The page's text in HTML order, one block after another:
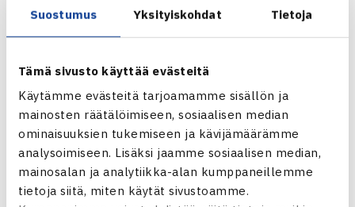
Suostumus Yksityiskohdat Tietoja
Tämä sivusto käyttää evästeitä
Käytämme evästeitä tarjoamamme sisällön ja
mainosten räätälöimiseen, sosiaalisen median
ominaisuuksien tukemiseen ja kävijämäärämme
analysoimiseen. Lisäksi jaamme sosiaalisen median,
mainosalan ja analytiikka-alan kumppaneillemme
tietoja siitä, miten käytät sivustoamme.
Johanna ei ole mukana nelinpelissä.
18.-25.2.2012 Helsingborg, Ruotsi
Kaksinpeli
1.kierrosta Darya Shulzhanok Valko-Venäjä (karsija) –
Johanna Hyöty (karsija) 61 63
Helsingborgin naisten ITF-turnaus verkossa